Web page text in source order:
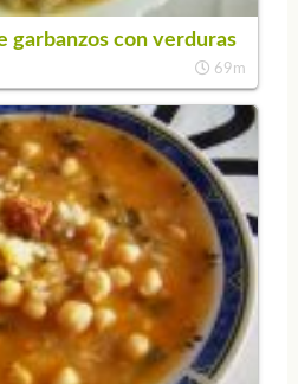
garbanzos con verduras
69m